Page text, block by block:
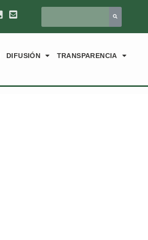
DIFUSIÓN TRANSPARENCIA